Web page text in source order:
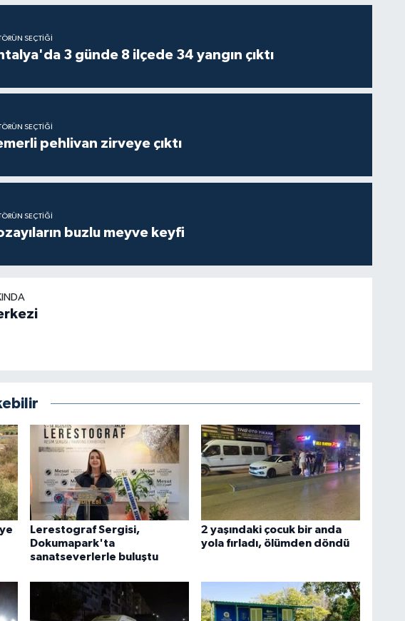
SEÇTIĞI
3 günde 8 ilçede 34 yangın çıktı
SEÇTIĞI
pehlivan zirveye çıktı
SEÇTIĞI
buzlu meyve keyfi
Lerestograf Sergisi,
Dokumapark'ta
sanatseverlerle buluştu
2 yaşındaki çocuk bir anda
yola fırladı, ölümden döndü